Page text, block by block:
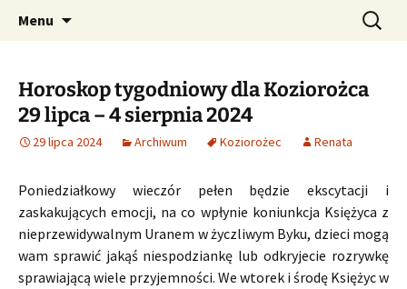
CzaroMarowy horoskop
dzienny, miesięczny i
tygodniowy
Profesjonalne przepowiednie astrologiczne
Menu Szukaj:
Horoskop tygodniowy dla Koziorożca
29 lipca – 4 sierpnia 2024
29 lipca 2024 Archiwum Koziorożec Renata
Poniedziałkowy wieczór pełen będzie ekscytacji i
zaskakujących emocji, na co wpłynie koniunkcja Księżyca z
nieprzewidywalnym Uranem w życzliwym Byku, dzieci mogą
wam sprawić jakąś niespodziankę lub odkryjecie rozrywkę
sprawiającą wiele przyjemności. We wtorek i środę Księżyc w